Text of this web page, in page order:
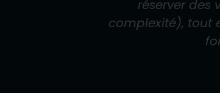
réserver
complexité), tout